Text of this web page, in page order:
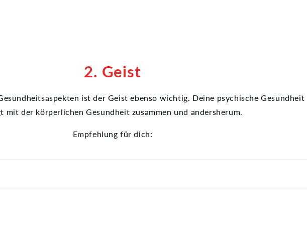
2. Geist
ist der Geist ebenso wichtig. Deine psychische Gesundheit
mit der körperlichen Gesundheit zusammen und andersherum.
Empfehlung für dich: